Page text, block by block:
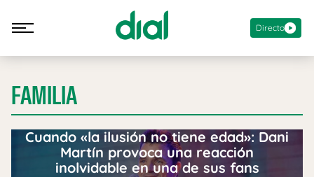
Directo
FAMILIA
Cuando «la ilusión no tiene edad»: Dani
Martín provoca una reacción
inolvidable en una de sus fans